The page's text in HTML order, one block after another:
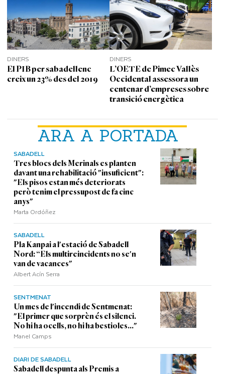
ARA A PORTADA
SABADELL
Tres blocs dels Merinals es planten
davant una rehabilitació "insuficient":
"Els pisos estan més deteriorats
però tenim el pressupost de fa cinc
anys"
Marta Ordóñez
SABADELL
Pla Kanpai a l'estació de Sabadell
Nord: “Els multireincidents no se'n
van de vacances"
Albert Acín Serra
SENTMENAT
Un mes de l'incendi de Sentmenat:
"El primer que sorprèn és el silenci.
No hi ha ocells, no hi ha bestioles..."
Manel Camps
DIARI DE SABADELL
Sabadell despunta als Premis a
DINERS
El PIB per sabadellenc
creix un 23% des del 2019
DINERS
L’OETE de Pimec Vallès
Occidental assessora un
centenar d’empreses sobre
transició energètica